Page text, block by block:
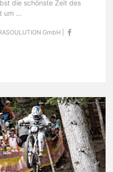
die schönste Zeit des
um ...
GmbH |